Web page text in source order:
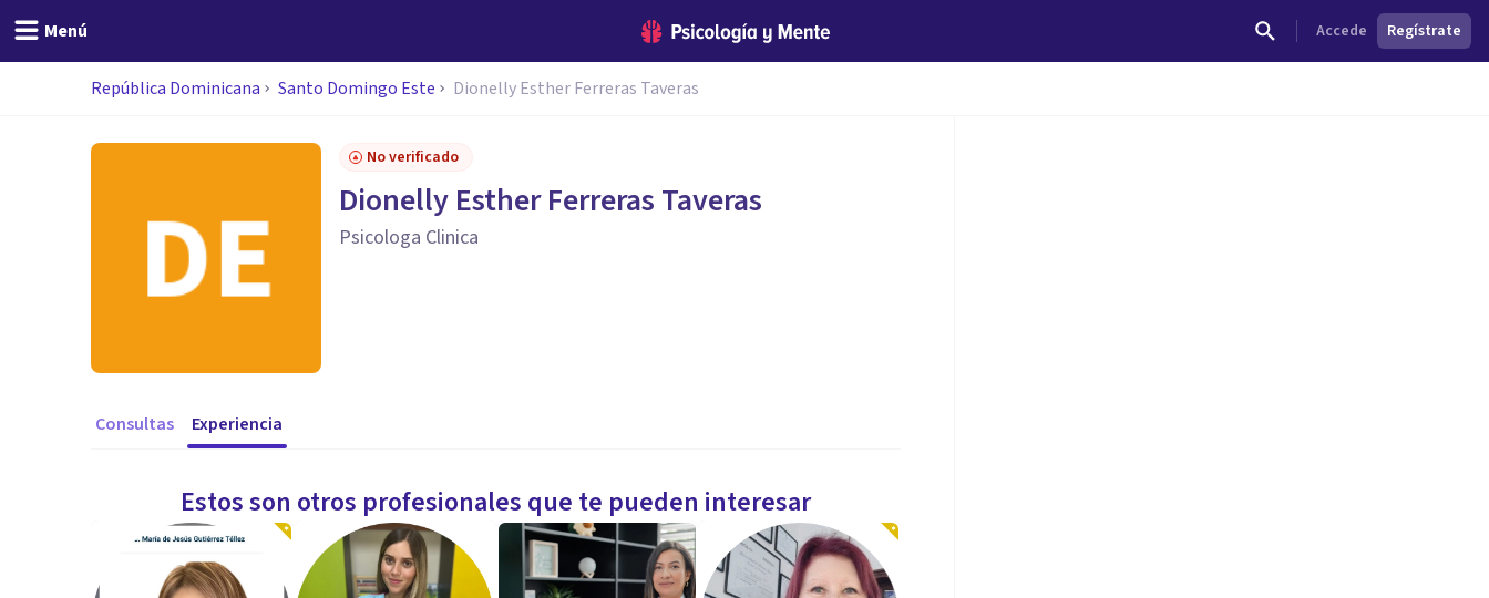
Menú Accede Regístrate
República Dominicana Santo Domingo Este Dionelly Esther Ferreras Taveras
No verificado
Dionelly Esther Ferreras Taveras
Psicologa Clinica
Consultas Experiencia
Estos son otros profesionales que te pueden interesar